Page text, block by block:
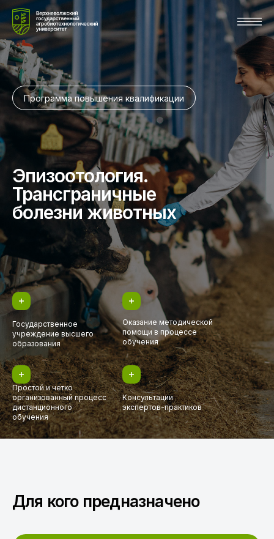
Эпизоотология.
Трансграничные
болезни животных
Программа повышения квалификации
Государственное
учреждение высшего
образования
Оказание методической
помощи в процессе
обучения
Простой и четко
организованный процесс
дистанционного
обучения
Консультации
экспертов-практиков
Для кого предназначено